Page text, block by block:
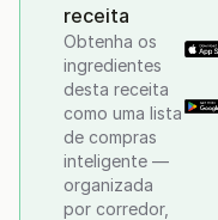
receita
Obtenha os
ingredientes
desta receita
como uma lista
de compras
inteligente —
organizada
por corredor,